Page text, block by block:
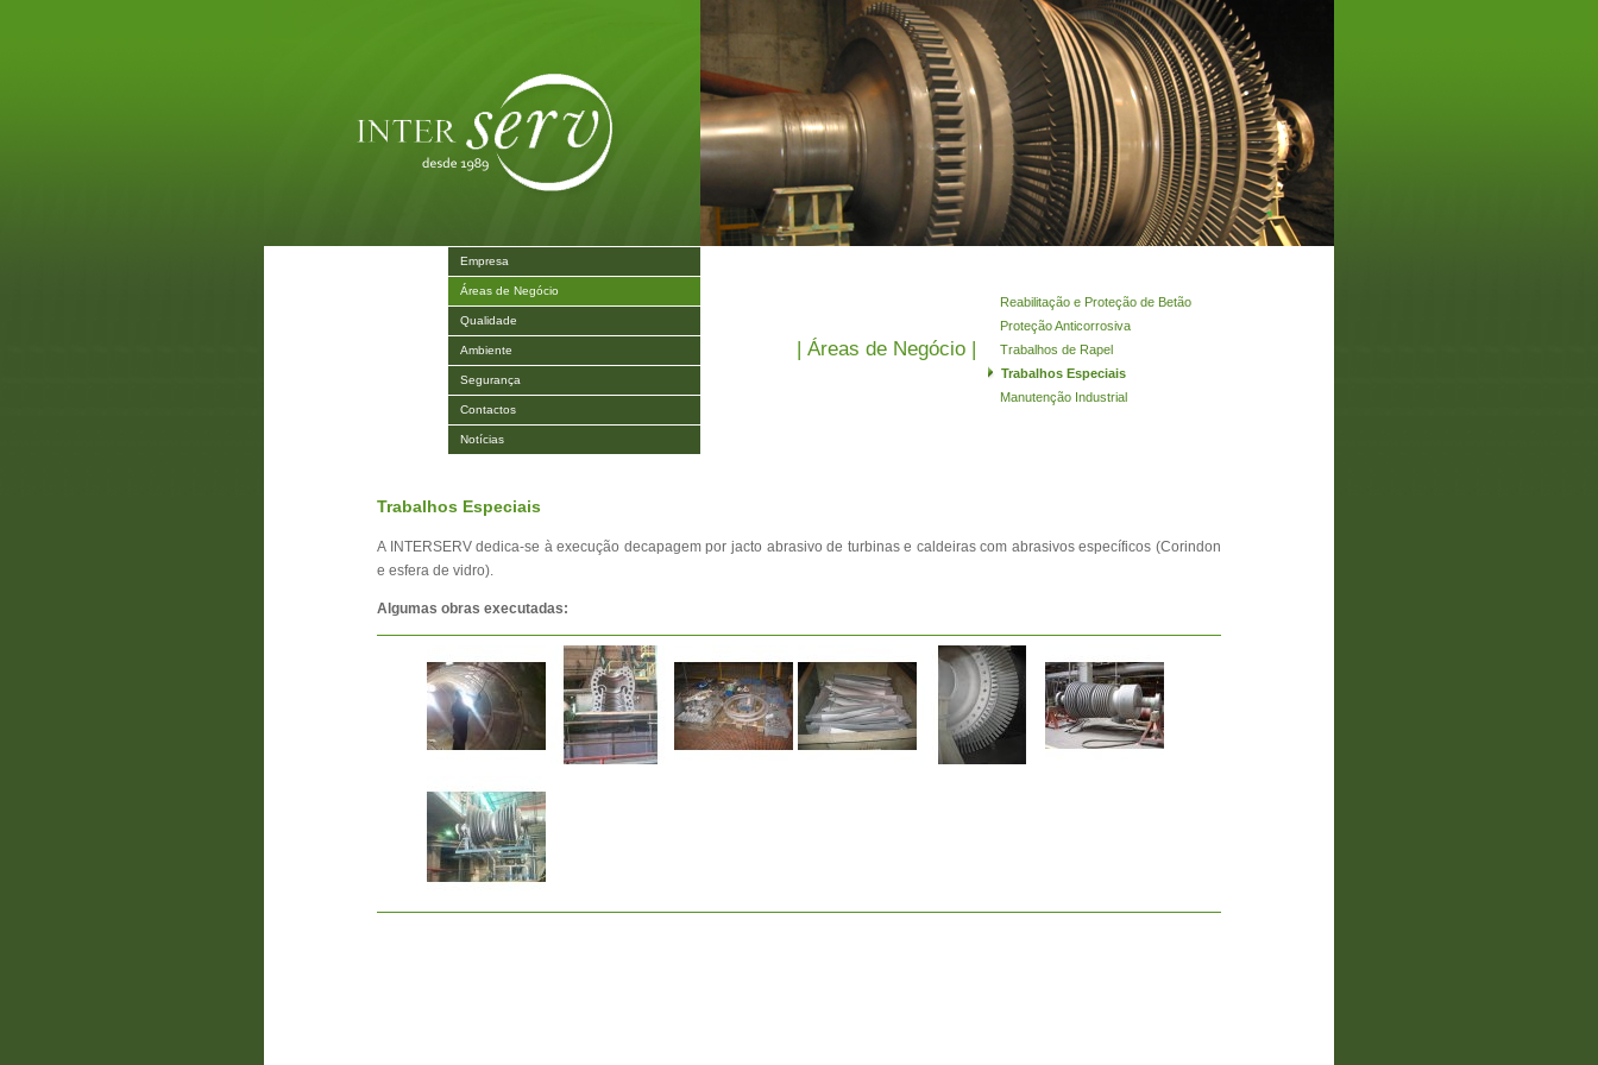
Empresa
Áreas de Negócio
Qualidade
Ambiente
Segurança
Contactos
Notícias
| Áreas de Negócio |
Reabilitação e Proteção de Betão
Proteção Anticorrosiva
Trabalhos de Rapel
Trabalhos Especiais
Manutenção Industrial
Trabalhos Especiais
A INTERSERV dedica-se à execução decapagem por jacto abrasivo de turbinas e caldeiras com abrasivos específicos (Corindon
e esfera de vidro).
Algumas obras executadas: